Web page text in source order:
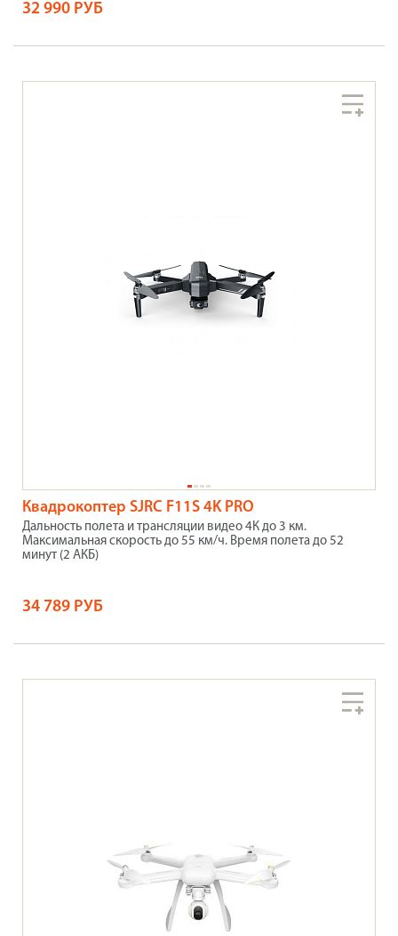
32 990 РУБ
Квадрокоптер SJRC F11S 4K PRO
Дальность полета и трансляции видео 4К до 3 км.
Максимальная скорость до 55 км/ч. Время полета до 52
минут (2 АКБ)
34 789 РУБ